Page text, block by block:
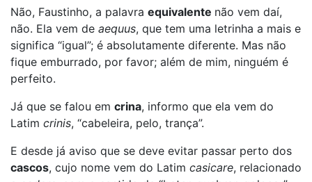
Não, Faustinho, a palavra equivalente não vem daí,
não. Ela vem de aequus, que tem uma letrinha a mais e
significa “igual”; é absolutamente diferente. Mas não
fique emburrado, por favor; além de mim, ninguém é
perfeito.
Já que se falou em crina, informo que ela vem do
Latim crinis, “cabeleira, pelo, trança”.
E desde já aviso que se deve evitar passar perto dos
cascos, cujo nome vem do Latim casicare, relacionado